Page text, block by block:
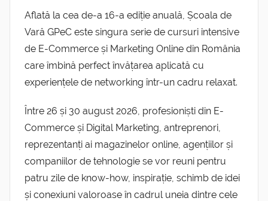
Aflată la cea de-a 16-a ediție anuală, Școala de
Vară GPeC este singura serie de cursuri intensive
de E-Commerce și Marketing Online din România
care îmbină perfect învățarea aplicată cu
experiențele de networking într-un cadru relaxat.
Între 26 și 30 august 2026, profesioniști din E-
Commerce și Digital Marketing, antreprenori,
reprezentanți ai magazinelor online, agențiilor și
companiilor de tehnologie se vor reuni pentru
patru zile de know-how, inspirație, schimb de idei
și conexiuni valoroase în cadrul uneia dintre cele